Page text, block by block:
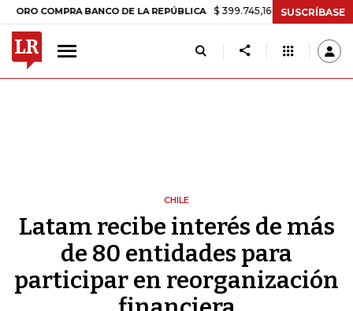
BANCO DE LA REPÚBLICA $ 399.745,16 +$ 2.295,71 +0,58%
SUSCRÍBASE
CHILE
Latam recibe interés de más
de 80 entidades para
participar en reorganización